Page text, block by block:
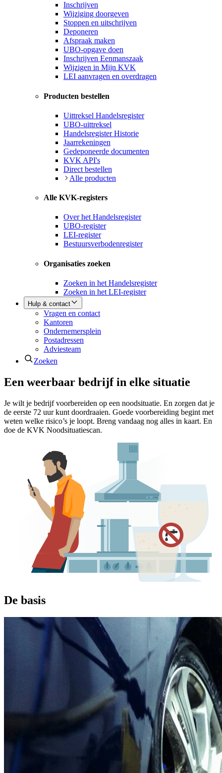
Inschrijven
Wijziging doorgeven
Stoppen en uitschrijven
Deponeren
Afspraak maken
UBO-opgave doen
Inschrijven Eenmanszaak
Wijzigen in Mijn KVK
LEI aanvragen en overdragen
Producten bestellen
Uittreksel Handelsregister
UBO-uittreksel
Handelsregister Historie
Jaarrekeningen
Gedeponeerde documenten
KVK API's
Direct bestellen
Alle producten
Alle KVK-registers
Over het Handelsregister
UBO-register
LEI-register
Bestuursverbodenregister
Organisaties zoeken
Zoeken in het Handelsregister
Zoeken in het LEI-register
Hulp & contact
Vragen en contact
Kantoren
Ondernemersplein
Postadressen
Adviesteam
Zoeken
Een weerbaar bedrijf in elke situatie
Je wilt je bedrijf voorbereiden op een noodsituatie. En zorgen dat je
de eerste 72 uur kunt doordraaien. Goede voorbereiding begint met
weten welke risico’s je loopt. Breng vandaag nog alles in kaart. En
doe de KVK Noodsituatiescan.
De basis